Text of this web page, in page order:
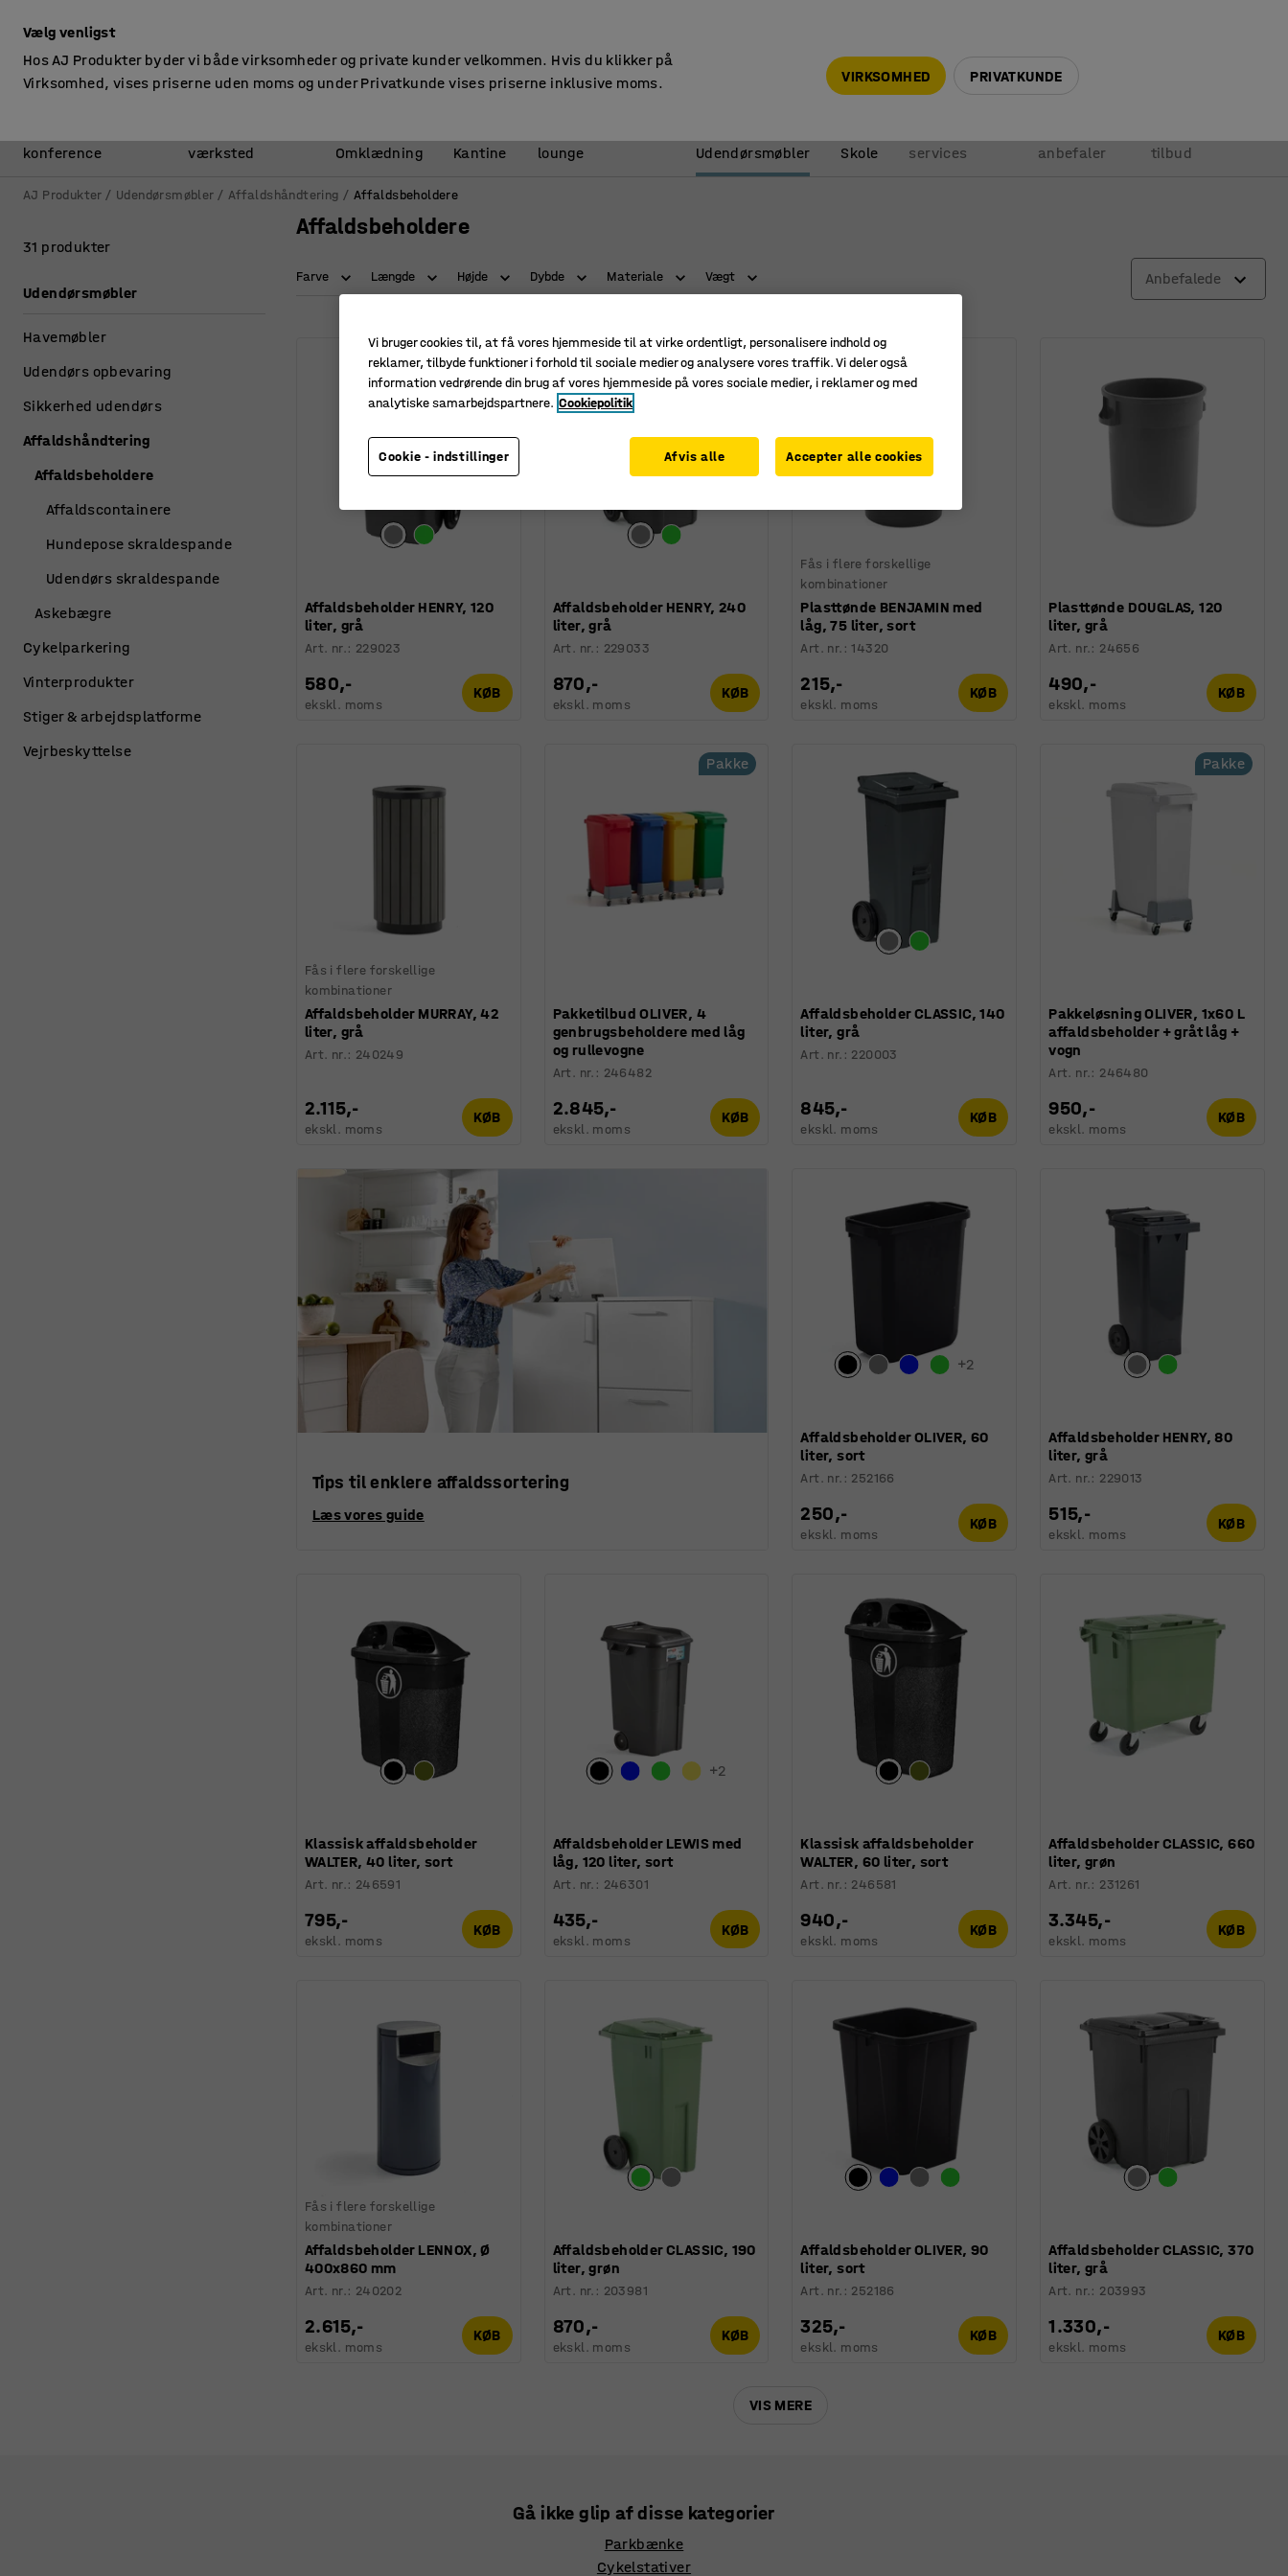
konference
værksted
Omklædning Kantine
lounge
Udendørsmøbler Skole
services
anbefaler
tilbud
AJ Produkter Udendørsmøbler Affaldshåndtering Affaldsbeholdere
Affaldsbeholdere
Farve Længde Højde Dybde Materiale Vægt Anbefalede
Affaldsbeholder HENRY, 120
liter, grå
Art. nr.: 229023
580,-
ekskl. moms
KØB
Affaldsbeholder HENRY, 240
liter, grå
Art. nr. : 229033
870,-
ekskl. moms
KØB
Fås i flere forskellige
kombinationer
Plasttønde BENJAMIN med
låg, 75 liter, sort
Art. nr. :14320
215,-
ekskl. moms
KØB
Plasttønde DOUGLAS, 120
liter, grå
Art. nr.: 24656
490,-
ekskl. moms
KØB
Fås i flere forskellige
kombinationer
Affaldsbeholder MURRAY, 42
liter, grå
Art. nr.: 240249
2.115,-
ekskl. moms
KØB
Pakke
Pakketilbud OLIVER, 4
genbrugsbeholdere med låg
og rullevogne
Art. nr. : 246482
2.845,-
ekskl. moms
KØB
Affaldsbeholder CLASSIC, 140
liter, grå
Art. nr. : 220003
845,-
ekskl. moms
KØB
Pakke
Pakkeløsning OLIVER, 1x60 L
affaldsbeholder + gråt låg +
vogn
Art. nr.: 246480
950,-
ekskl. moms
KØB
Tips til enklere affaldssortering
Læs vores guide
+2
Affaldsbeholder OLIVER, 60
liter, sort
Art. nr. : 252166
250,-
ekskl. moms
KØB
Affaldsbeholder HENRY, 80
liter, grå
Art. nr.: 229013
515,-
ekskl. moms
KØB
Klassisk affaldsbeholder
WALTER, 40 liter, sort
Art. nr.: 246591
795,-
ekskl. moms
KØB
+2
Affaldsbeholder LEWIS med
låg, 120 liter, sort
Art. nr. : 246301
435,-
ekskl. moms
KØB
Klassisk affaldsbeholder
WALTER, 60 liter, sort
Art. nr. : 246581
940,-
ekskl. moms
KØB
Affaldsbeholder CLASSIC, 660
liter, grøn
Art. nr.: 231261
3.345,-
ekskl. moms
KØB
Fås i flere forskellige
kombinationer
Affaldsbeholder LENNOX, Ø
400x860 mm
Art. nr.: 240202
2.615,-
ekskl. moms
KØB
Affaldsbeholder CLASSIC, 190
liter, grøn
Art. nr. : 203981
870,-
ekskl. moms
KØB
Affaldsbeholder OLIVER, 90
liter, sort
Art. nr. : 252186
325,-
ekskl. moms
KØB
Affaldsbeholder CLASSIC, 370
liter, grå
Art. nr.: 203993
1.330,-
ekskl. moms
KØB
VIS MERE
31 produkter
Udendørsmøbler
Havemøbler
Udendørs opbevaring
Sikkerhed udendørs
Affaldshåndtering
Affaldsbeholdere
Affaldscontainere
Hundepose skraldespande
Udendørs skraldespande
Askebægre
Cykelparkering
Vinterprodukter
Stiger & arbejdsplatforme
Vejrbeskyttelse
Gå ikke glip af disse kategorier
Parkbænke
Cykelstativer
Vælg venligst
Hos AJ Produkter byder vi både virksomheder og private kunder velkommen. Hvis du klikker på
Virksomhed, vises priserne uden moms og under Privatkunde vises priserne inklusive moms.
VIRKSOMHED PRIVATKUNDE
Vi bruger cookies til, at få vores hjemmeside til at virke ordentligt, personalisere indhold og
reklamer, tilbyde funktioner i forhold til sociale medier og analysere vores traffik. Vi deler også
information vedrørende din brug af vores hjemmeside på vores sociale medier, i reklamer og med
analytiske samarbejdspartnere. Cookiepolitik
Cookie - indstillinger Afvis alle Accepter alle cookies